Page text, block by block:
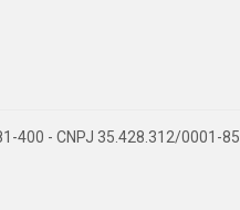
400 - CNPJ 35.428.312/0001-85